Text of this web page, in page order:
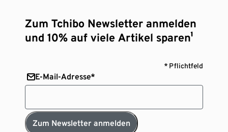
Zum Tchibo Newsletter anmelden
und 10% auf viele Artikel sparen¹
* Pflichtfeld
E-Mail-Adresse*
Zum Newsletter anmelden